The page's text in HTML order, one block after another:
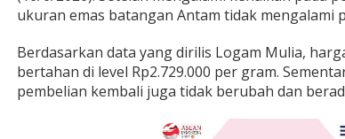
e
e
r
a
ukuran emas batangan Antam tidak mengalami
Berdasarkan data yang dirilis Logam Mulia,
bertahan di level Rp2.729.000 per gram.
pembelian kembali juga tidak berubah dan